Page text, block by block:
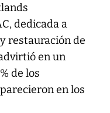
dedicada a
restauración de
en un
de los
en los